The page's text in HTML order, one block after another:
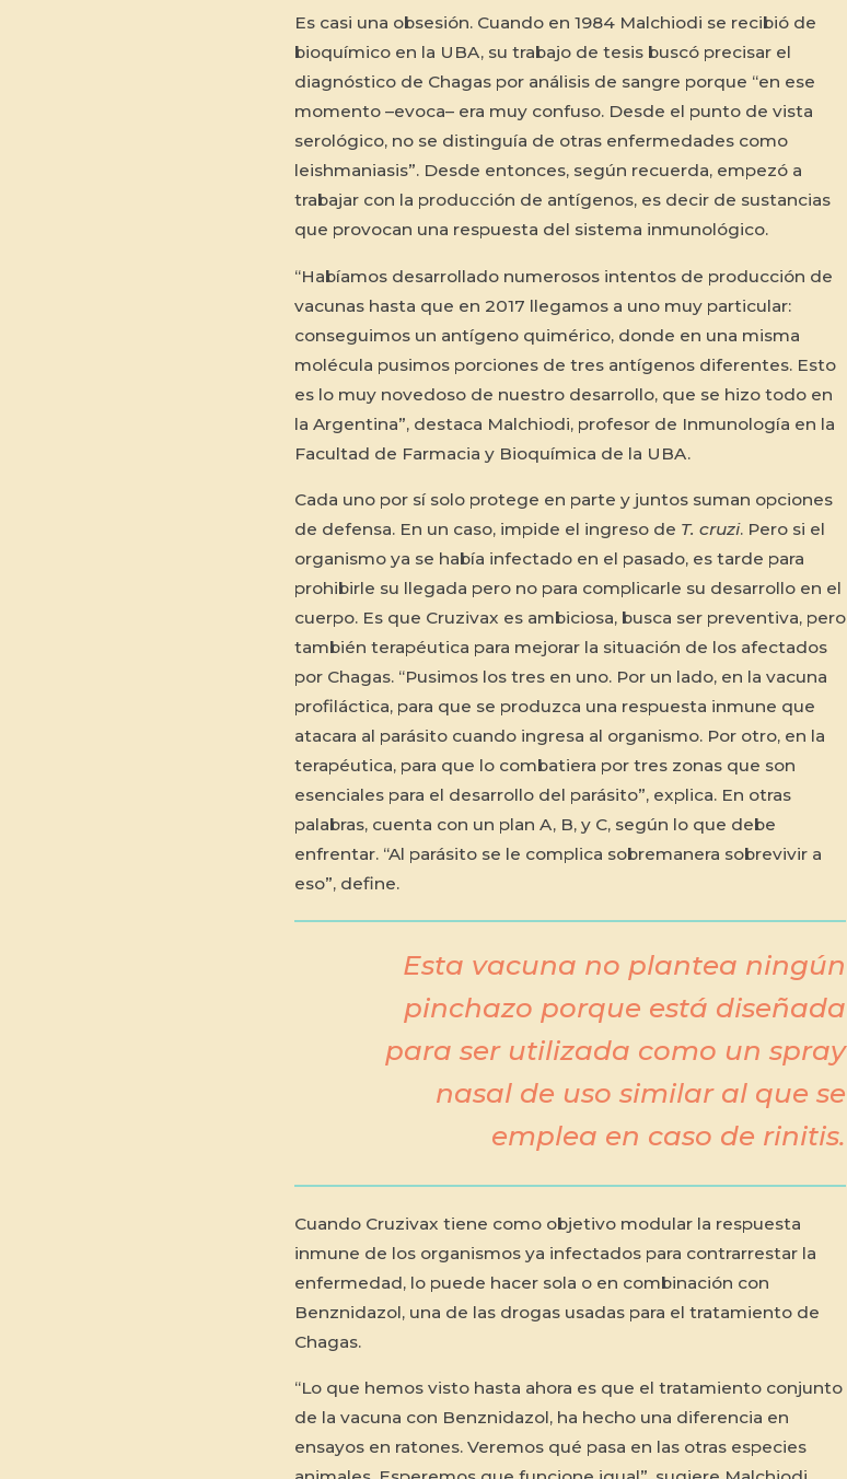
Es casi una obsesión. Cuando en 1984 Malchiodi se recibió de
bioquímico en la UBA, su trabajo de tesis buscó precisar el
diagnóstico de Chagas por análisis de sangre porque “en ese
momento –evoca– era muy confuso. Desde el punto de vista
serológico, no se distinguía de otras enfermedades como
leishmaniasis”. Desde entonces, según recuerda, empezó a
trabajar con la producción de antígenos, es decir de sustancias
que provocan una respuesta del sistema inmunológico.
“Habíamos desarrollado numerosos intentos de producción de
vacunas hasta que en 2017 llegamos a uno muy particular:
conseguimos un antígeno quimérico, donde en una misma
molécula pusimos porciones de tres antígenos diferentes. Esto
es lo muy novedoso de nuestro desarrollo, que se hizo todo en
la Argentina”, destaca Malchiodi, profesor de Inmunología en la
Facultad de Farmacia y Bioquímica de la UBA.
Cada uno por sí solo protege en parte y juntos suman opciones
de defensa. En un caso, impide el ingreso de T. cruzi. Pero si el
organismo ya se había infectado en el pasado, es tarde para
prohibirle su llegada pero no para complicarle su desarrollo en el
cuerpo. Es que Cruzivax es ambiciosa, busca ser preventiva, pero
también terapéutica para mejorar la situación de los afectados
por Chagas. “Pusimos los tres en uno. Por un lado, en la vacuna
profiláctica, para que se produzca una respuesta inmune que
atacara al parásito cuando ingresa al organismo. Por otro, en la
terapéutica, para que lo combatiera por tres zonas que son
esenciales para el desarrollo del parásito”, explica. En otras
palabras, cuenta con un plan A, B, y C, según lo que debe
enfrentar. “Al parásito se le complica sobremanera sobrevivir a
eso”, define.
Esta vacuna no plantea ningún
pinchazo porque está diseñada
para ser utilizada como un spray
nasal de uso similar al que se
emplea en caso de rinitis.
Cuando Cruzivax tiene como objetivo modular la respuesta
inmune de los organismos ya infectados para contrarrestar la
enfermedad, lo puede hacer sola o en combinación con
Benznidazol, una de las drogas usadas para el tratamiento de
Chagas.
“Lo que hemos visto hasta ahora es que el tratamiento conjunto
de la vacuna con Benznidazol, ha hecho una diferencia en
ensayos en ratones. Veremos qué pasa en las otras especies